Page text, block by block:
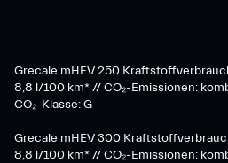
Grecale mHEV 250
8,8 l/100 km* // CO₂-Emissionen:
CO₂-Klasse: G
Grecale mHEV 300
8,8 l/100 km* // CO₂-Emissionen: